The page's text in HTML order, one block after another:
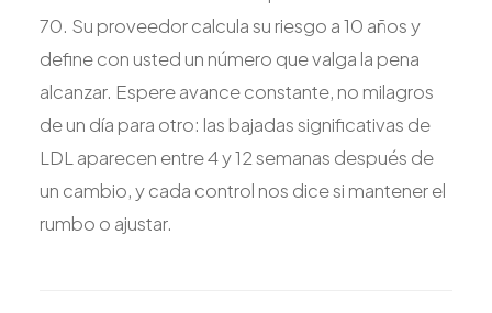
70. Su proveedor calcula su riesgo a 10 años y
define con usted un número que valga la pena
alcanzar. Espere avance constante, no milagros
de un día para otro: las bajadas significativas de
LDL aparecen entre 4 y 12 semanas después de
un cambio, y cada control nos dice si mantener el
rumbo o ajustar.